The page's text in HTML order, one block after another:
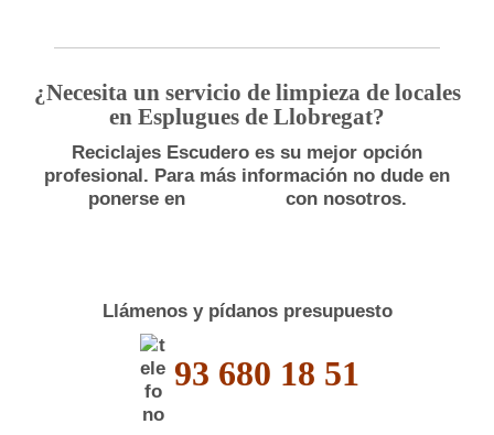
¿Necesita un servicio de limpieza de locales
en Esplugues de Llobregat?
Reciclajes Escudero es su mejor opción
profesional. Para más información no dude en
ponerse en
con nosotros.
Llámenos y pídanos presupuesto
93 680 18 51